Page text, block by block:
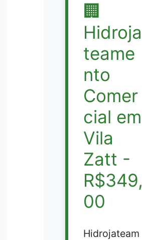
🏢
Hidroja
teame
nto
Comer
cial em
Vila
Zatt -
R$349,
00
Hidrojateam